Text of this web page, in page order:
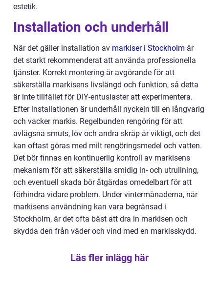
estetik.
Installation och underhåll
När det gäller installation av markiser i Stockholm är
det starkt rekommenderat att använda professionella
tjänster. Korrekt montering är avgörande för att
säkerställa markisens livslängd och funktion, så detta
är inte tillfället för DIY-entusiaster att experimentera.
Efter installationen är underhåll nyckeln till en långvarig
och vacker markis. Regelbunden rengöring för att
avlägsna smuts, löv och andra skräp är viktigt, och det
kan oftast göras med milt rengöringsmedel och vatten.
Det bör finnas en kontinuerlig kontroll av markisens
mekanism för att säkerställa smidig in- och utrullning,
och eventuell skada bör åtgärdas omedelbart för att
förhindra vidare problem. Under vintermånaderna, när
markisens användning kan vara begränsad i
Stockholm, är det ofta bäst att dra in markisen och
skydda den från väder och vind med en markisskydd.
Läs fler inlägg här